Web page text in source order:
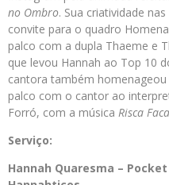
no Ombro. Sua criatividade
convite para o quadro
palco com a dupla Thaeme e
que levou Hannah ao Top 10
cantora também
palco com o cantor ao
Forró, com a música Risca
Serviço:
Hannah Quaresma –